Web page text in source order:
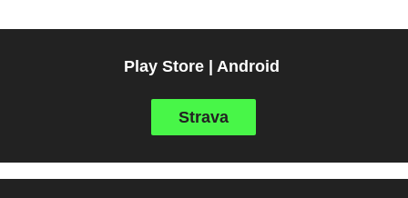
Play Store | Android
Strava